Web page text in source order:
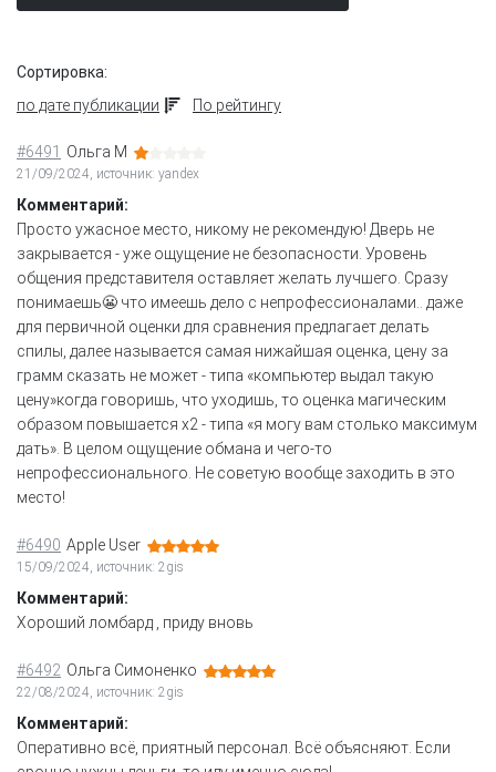
Сортировка:
по дате публикации
По рейтингу
#6491 Ольга М
21/09/2024, источник: yandex
Комментарий:
Просто ужасное место, никому не рекомендую! Дверь не
закрывается - уже ощущение не безопасности. Уровень
общения представителя оставляет желать лучшего. Сразу
понимаешь😬 что имеешь дело с непрофессионалами.. даже
для первичной оценки для сравнения предлагает делать
спилы, далее называется самая нижайшая оценка, цену за
грамм сказать не может - типа «компьютер выдал такую
цену»когда говоришь, что уходишь, то оценка магическим
образом повышается х2 - типа «я могу вам столько максимум
дать». В целом ощущение обмана и чего-то
непрофессионального. Не советую вообще заходить в это
место!
#6490 Apple User
15/09/2024, источник: 2gis
Комментарий:
Хороший ломбард , приду вновь
#6492 Ольга Симоненко
22/08/2024, источник: 2gis
Комментарий:
Оперативно всё, приятный персонал. Всё объясняют. Если